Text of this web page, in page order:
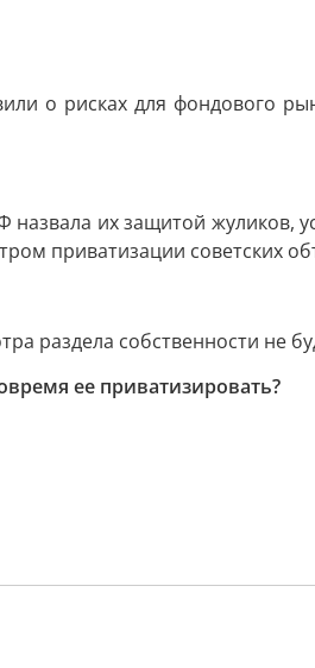
о рисках для фондового
их защитой жуликов,
приватизации советских
раздела собственности не
ее приватизировать?